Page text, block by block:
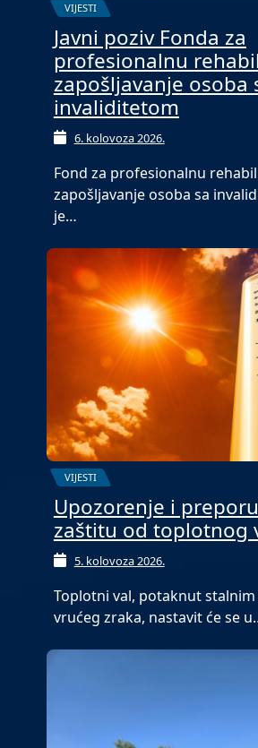
VIJESTI
Javni poziv Fonda za
profesionalnu
zapošljavanje osoba
invaliditetom
6. kolovoza 2026.
Fond za profesionalnu
zapošljavanje osoba sa
je…
VIJESTI
Upozorenje i
zaštitu od toplotnog
5. kolovoza 2026.
Toplotni val, potaknut
vrućeg zraka, nastavit će se